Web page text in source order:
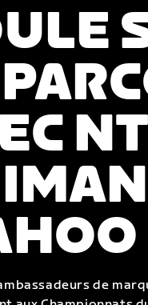
de